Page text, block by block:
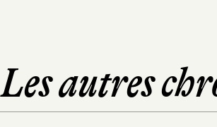
Les autres